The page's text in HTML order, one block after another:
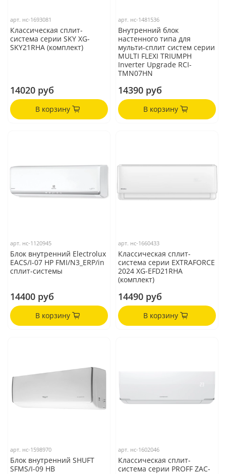
арт. нс-1693081
Классическая сплит-
система серии SKY XG-
SKY21RHA (комплект)
14020 руб
В корзину
арт. нс-1481536
Внутренний блок
настенного типа для
мульти-сплит систем серии
MULTI FLEXI TRIUMPH
Inverter Upgrade RCI-
TMN07HN
14390 руб
В корзину
арт. нс-1120945
Блок внутренний Electrolux
EACS/I-07 HP FMI/N3_ERP/in
сплит-системы
14400 руб
В корзину
арт. нс-1660433
Классическая сплит-
система серии EXTRAFORCE
2024 XG-EFD21RHA
(комплект)
14490 руб
В корзину
арт. нс-1598970
Блок внутренний SHUFT
SFMS/I-09 HB
арт. нс-1602046
Классическая сплит-
система серии PROFF ZAC-